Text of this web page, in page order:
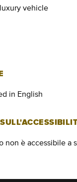
vehicle
in English
non è accessibile a